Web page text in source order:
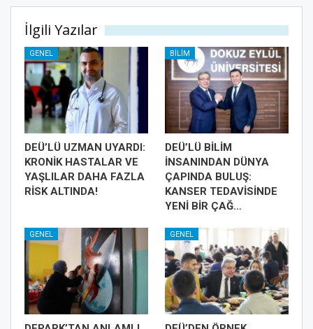
İlgili Yazılar
GENEL
DEÜ’LÜ UZMAN UYARDI:
KRONİK HASTALAR VE
YAŞLILAR DAHA FAZLA
RİSK ALTINDA!
BILIM
DEÜ’LÜ BİLİM
İNSANINDAN DÜNYA
ÇAPINDA BULUŞ:
KANSER TEDAVİSİNDE
YENİ BİR ÇAĞ…
GENEL GENEL